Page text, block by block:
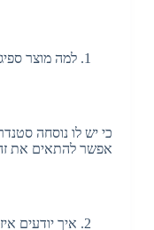
למה מוצר
כי יש לו נוסחה
אפשר להתאים את
איך יודעים